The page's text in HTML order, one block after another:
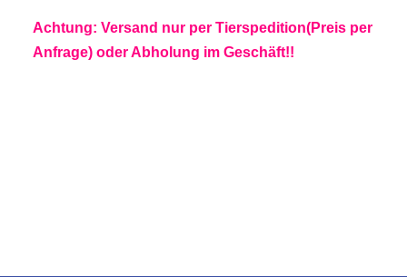
Achtung: Versand nur per Tierspedition(Preis per
Anfrage) oder Abholung im Geschäft!!